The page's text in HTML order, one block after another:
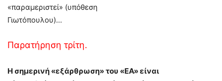
«παραμεριστεί» (υπόθεση
Γιωτόπουλου)…
Παρατήρηση τρίτη.
Η σημερινή «εξάρθρωση» του «ΕΑ» είναι